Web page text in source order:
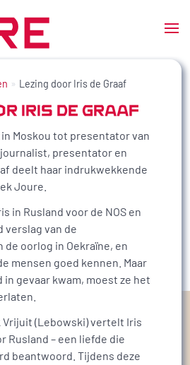
Lezing door Iris de Graaf
IRIS DE GRAAF
Moskou tot presentator van
journalist, presentator en
deelt haar indrukwekkende
Joure.
in Rusland voor de NOS en
verslag van de
de oorlog in Oekraïne, en
mensen goed kennen. Maar
gevaar kwam, moest ze het
Vrijuit (Lebowski) vertelt Iris
Rusland – een liefde die
beantwoord. Tijdens deze